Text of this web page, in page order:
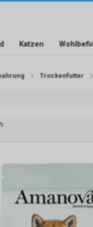
Katzen
Trockenfutter